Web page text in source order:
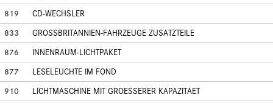
819
CD-WECHSLER
833
GROSSBRITANNIEN-FAHRZEUGE ZUSATZTEILE
876
INNENRAUM-LICHTPAKET
877
LESELEUCHTE IM FOND
910
LICHTMASCHINE MIT GROESSERER KAPAZITAET